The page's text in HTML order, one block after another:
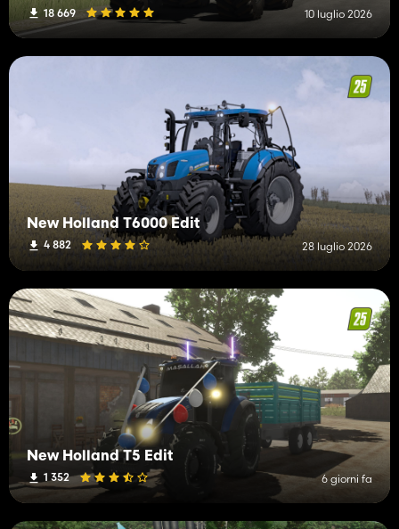
18 669 10 luglio 2026
New Holland T6000 Edit
4 882 28 luglio 2026
New Holland T5 Edit
1 352 6 giorni fa